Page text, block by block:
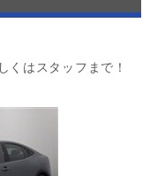
はスタッフまで！